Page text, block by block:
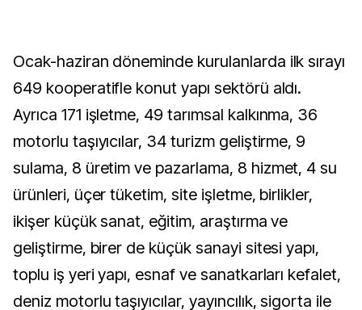
Ocak-haziran döneminde kurulanlarda ilk sırayı
649 kooperatifle konut yapı sektörü aldı.
Ayrıca 171 işletme, 49 tarımsal kalkınma, 36
motorlu taşıyıcılar, 34 turizm geliştirme, 9
sulama, 8 üretim ve pazarlama, 8 hizmet, 4 su
ürünleri, üçer tüketim, site işletme, birlikler,
ikişer küçük sanat, eğitim, araştırma ve
geliştirme, birer de küçük sanayi sitesi yapı,
toplu iş yeri yapı, esnaf ve sanatkarları kefalet,
deniz motorlu taşıyıcılar, yayıncılık, sigorta ile